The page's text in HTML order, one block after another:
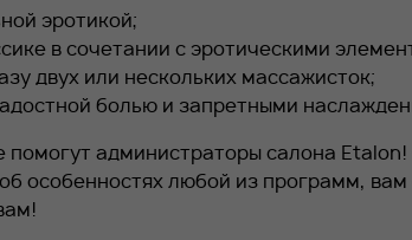
эротикой;
в сочетании с эротическими
двух или нескольких массажисток;
болью и запретными
администраторы салона
особенностях любой из программ, вам